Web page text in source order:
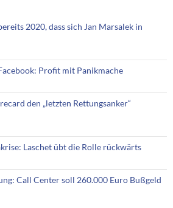
2020, dass sich Jan Marsalek in
Profit mit Panikmache
den „letzten Rettungsanker“
Laschet übt die Rolle rückwärts
Call Center soll 260.000 Euro Bußgeld